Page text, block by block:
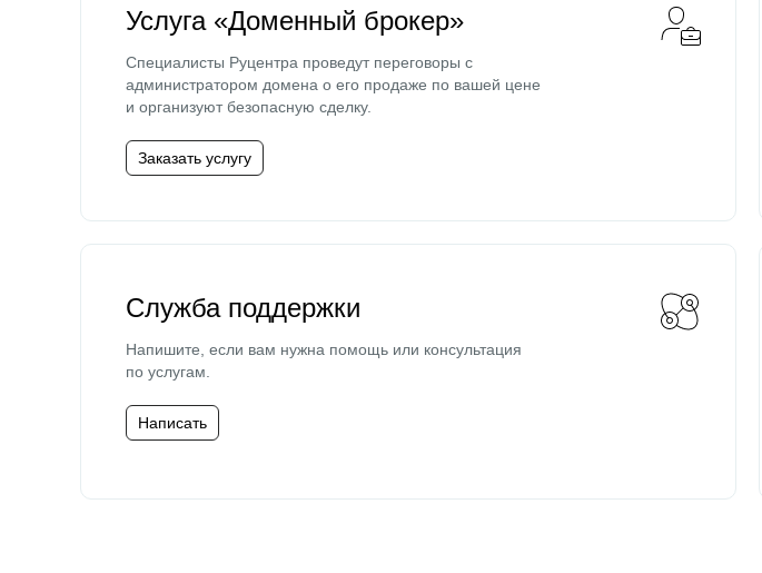
Услуга «Доменный брокер»
Специалисты Руцентра проведут переговоры с
администратором домена о его продаже по вашей цене
и организуют безопасную сделку.
Заказать услугу
Служба поддержки
Напишите, если вам нужна помощь или консультация
по услугам.
Написать